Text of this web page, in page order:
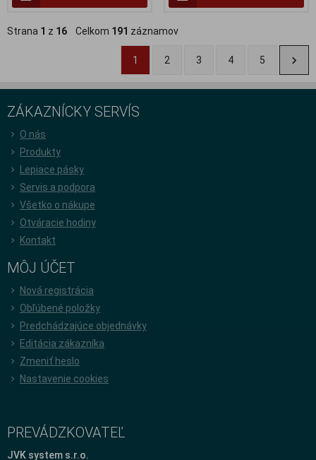
Strana 1 z 16 Celkom 191 záznamov
1 2 3 4 5
ZÁKAZNÍCKY SERVÍS
O nás
Produkty
Lepiace pásky
Servis a podpora
Všetko o nákupe
Otváracie hodiny
Kontakt
MÔJ ÚČET
Nová registrácia
Obľúbené položky
Predchádzajúce objednávky
Editácia zákazníka
Zmeniť heslo
Nastavenie cookies
PREVÁDZKOVATEĽ
JVK system s.r.o.